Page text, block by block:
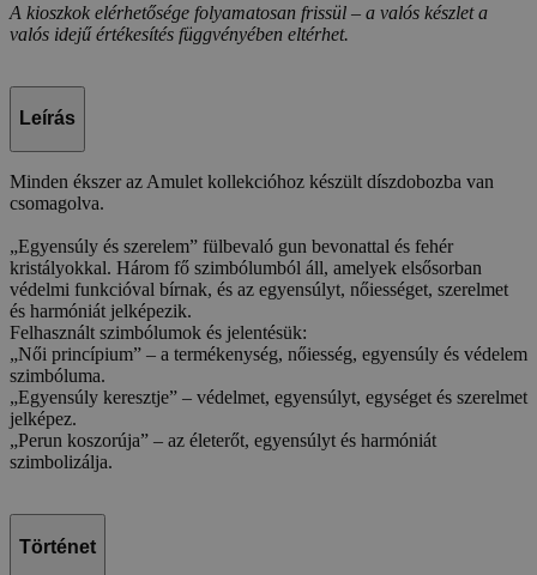
A kioszkok elérhetősége folyamatosan frissül – a valós készlet a
valós idejű értékesítés függvényében eltérhet.
Leírás
Minden ékszer az Amulet kollekcióhoz készült díszdobozba van
csomagolva.
„Egyensúly és szerelem” fülbevaló gun bevonattal és fehér
kristályokkal. Három fő szimbólumból áll, amelyek elsősorban
védelmi funkcióval bírnak, és az egyensúlyt, nőiességet, szerelmet
és harmóniát jelképezik.
Felhasznált szimbólumok és jelentésük:
„Női princípium” – a termékenység, nőiesség, egyensúly és védelem
szimbóluma.
„Egyensúly keresztje” – védelmet, egyensúlyt, egységet és szerelmet
jelképez.
„Perun koszorúja” – az életerőt, egyensúlyt és harmóniát
szimbolizálja.
Történet